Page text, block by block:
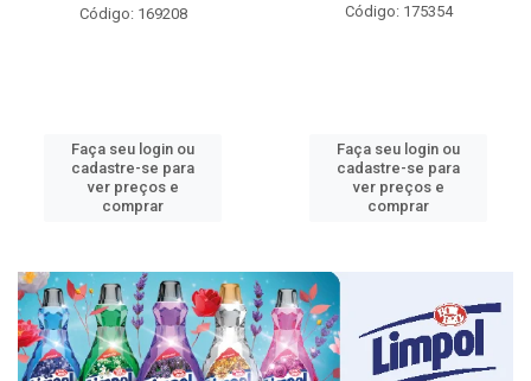
Código: 169208
Faça seu login ou
cadastre-se para
ver preços e
comprar
Código: 175354
Faça seu login ou
cadastre-se para
ver preços e
comprar